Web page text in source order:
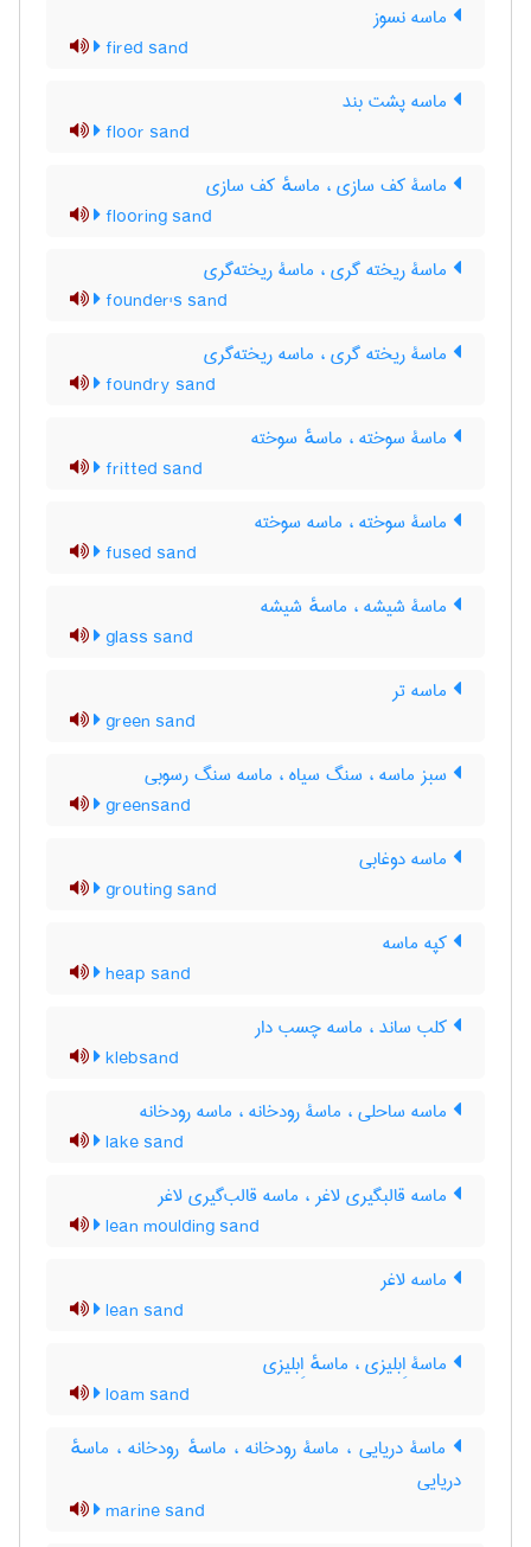
ماسه نسوز
fired sand
ماسه پشت بند
floor sand
ماسۀ کف سازی ، ماسهٔ کف سازی
flooring sand
ماسۀ ریخته گری ، ماسۀ ریخته‌گری
founder's sand
ماسۀ ریخته گری ، ماسه ریخته‌گری
foundry sand
ماسۀ سوخته ، ماسهٔ سوخته
fritted sand
ماسۀ سوخته ، ماسه سوخته
fused sand
ماسۀ شیشه ، ماسهٔ شیشه
glass sand
ماسه تر
green sand
سبز ماسه ، سنگ سیاه ، ماسه سنگ رسوبی
greensand
ماسه دوغابی
grouting sand
کپه ماسه
heap sand
کلب ساند ، ماسه چسب دار
klebsand
ماسه ساحلی ، ماسۀ رودخانه ، ماسه رودخانه
lake sand
ماسه قالبگیری لاغر ، ماسه قالب‌گیری لاغر
lean moulding sand
ماسه لاغر
lean sand
ماسۀ اِبلیزی ، ماسهٔ اِبلیزی
loam sand
ماسۀ دریایی ، ماسۀ رودخانه ، ماسهٔ رودخانه ، ماسهٔ
دریایی
marine sand